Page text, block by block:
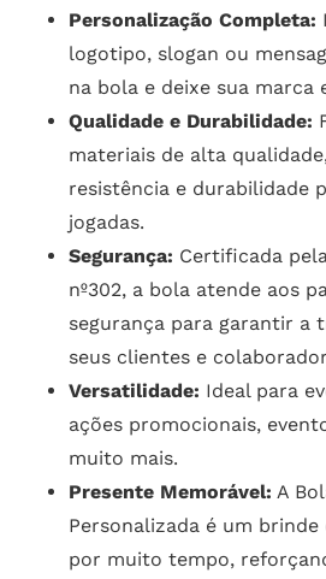
Personalização Completa:
logotipo, slogan ou
na bola e deixe sua marca
Qualidade e Durabilidade:
materiais de alta
resistência e durabilidade
jogadas.
Segurança: Certificada
nº302, a bola atende aos
segurança para garantir a
seus clientes e
Versatilidade: Ideal para
ações promocionais,
muito mais.
Presente Memorável: A
Personalizada é um
por muito tempo,